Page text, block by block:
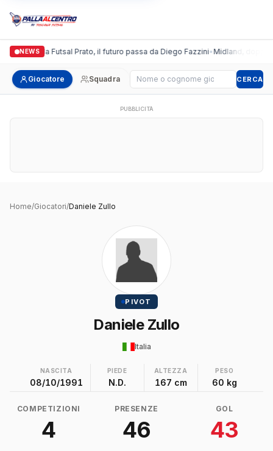
NEWS
Italgronda Futsal Prato, il futuro passa da Diego Fazzini•Midland, doppio
Giocatore Squadra Cerca giocatore CERCA
PUBBLICITÀ
Home/Giocatori/Daniele Zullo
PIVOT
Daniele Zullo
Italia
NASCITA
08/10/1991
PIEDE
N.D.
ALTEZZA
167 cm
PESO
60 kg
COMPETIZIONI
4
PRESENZE
46
GOL
43